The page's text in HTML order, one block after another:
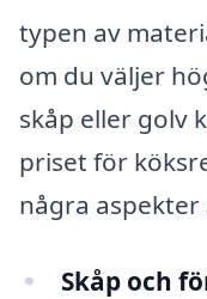
typen av
om du väljer
skåp eller golv
priset för
några
Skåp och